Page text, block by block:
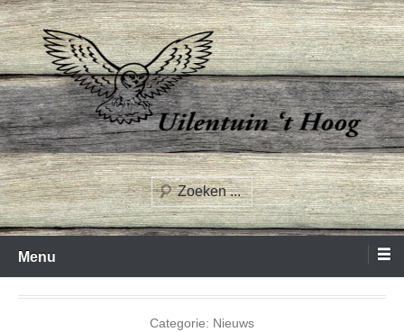
Spring
naar
inhoud
Uilentuin het Hoog
Zoeken
Menu
Categorie: Nieuws